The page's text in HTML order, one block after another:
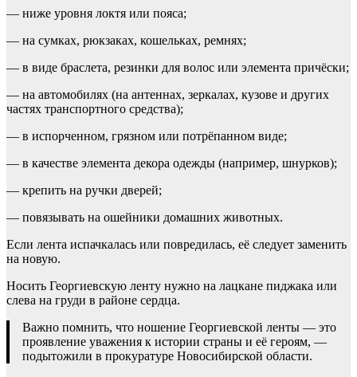
— ниже уровня локтя или пояса;
— на сумках, рюкзаках, кошельках, ремнях;
— в виде браслета, резинки для волос или элемента причёски;
— на автомобилях (на антеннах, зеркалах, кузове и других
частях транспортного средства);
— в испорченном, грязном или потрёпанном виде;
— в качестве элемента декора одежды (например, шнурков);
— крепить на ручки дверей;
— повязывать на ошейники домашних животных.
Если лента испачкалась или повредилась, её следует заменить
на новую.
Носить Георгиевскую ленту нужно на лацкане пиджака или
слева на груди в районе сердца.
Важно помнить, что ношение Георгиевской ленты — это
проявление уважения к истории страны и её героям, —
подытожили в прокуратуре Новосибирской области.